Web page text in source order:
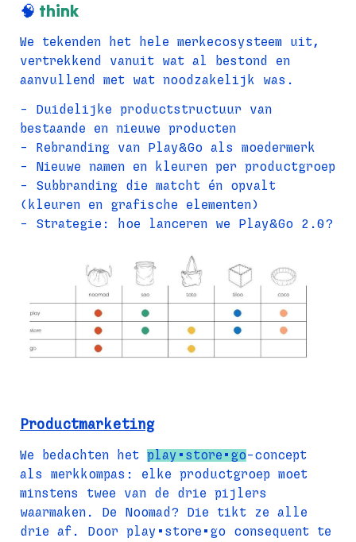
🧠 think
We tekenden het hele merkecosysteem uit,
vertrekkend vanuit wat al bestond en
aanvullend met wat noodzakelijk was.
- Duidelijke productstructuur van
bestaande en nieuwe producten
- Rebranding van Play&Go als moedermerk
- Nieuwe namen en kleuren per productgroep
- Subbranding die matcht én opvalt
(kleuren en grafische elementen)
- Strategie: hoe lanceren we Play&Go 2.0?
Productmarketing
We bedachten het play•store•go-concept
als merkkompas: elke productgroep moet
minstens twee van de drie pijlers
waarmaken. De Noomad? Die tikt ze alle
drie af. Door play•store•go consequent te